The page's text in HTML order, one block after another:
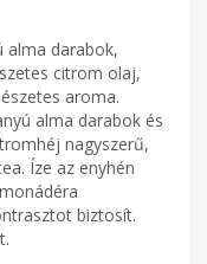
alma darabok,
citrom olaj,
aroma.
alma darabok és
nagyszerű,
Íze az enyhén
biztosít.